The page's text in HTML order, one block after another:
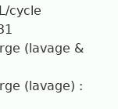
cycle
(lavage &
(lavage) :